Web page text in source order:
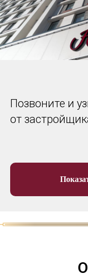
Позвоните и
от